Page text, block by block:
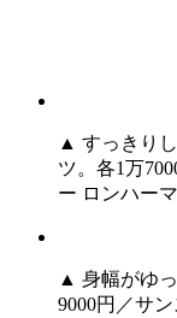
▲ すっきり
ツ。各1万
ー ロンハー
▲ 身幅がゆ
9000円／サ